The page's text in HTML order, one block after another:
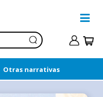
Otras narrativas